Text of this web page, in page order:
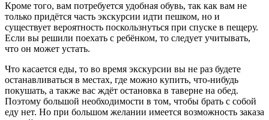
Кроме того, вам потребуется удобная обувь, так как вам не
только придётся часть экскурсии идти пешком, но и
существует вероятность поскользнуться при спуске в пещеру.
Если вы решили поехать с ребёнком, то следует учитывать,
что он может устать.
Что касается еды, то во время экскурсии вы не раз будете
останавливаться в местах, где можно купить, что-нибудь
покушать, а также вас ждёт остановка в таверне на обед.
Поэтому большой необходимости в том, чтобы брать с собой
еду нет. Но при большом желании имеется возможность заказа